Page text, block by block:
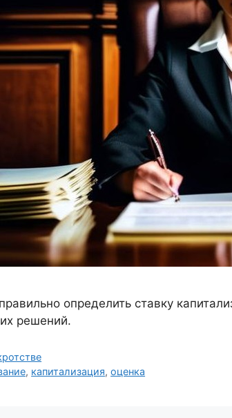
определить ставку
решений.
, капитализация,оценка